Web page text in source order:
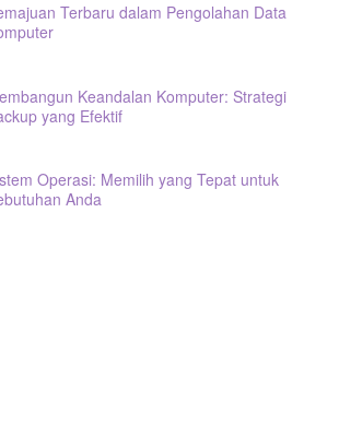
Terbaru dalam Pengolahan Data
Keandalan Komputer: Strategi
yang Efektif
Operasi: Memilih yang Tepat untuk
Anda